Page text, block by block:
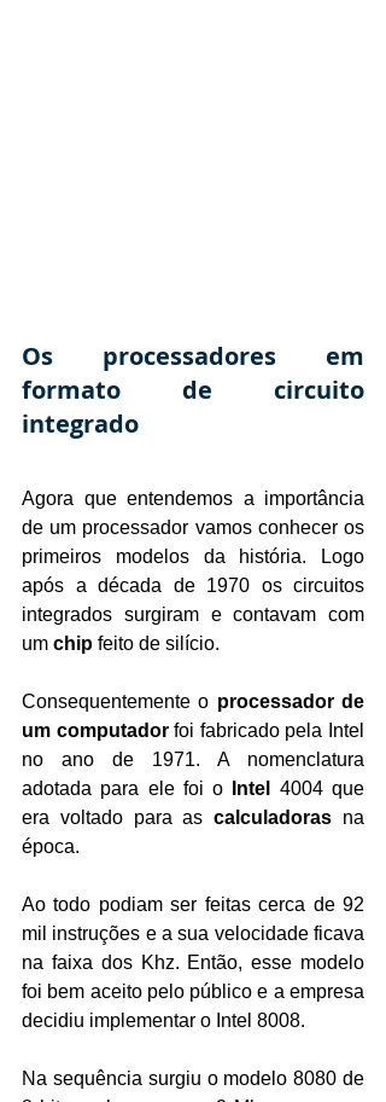
Os processadores em
formato de circuito
integrado
Agora que entendemos a importância
de um processador vamos conhecer os
primeiros modelos da história. Logo
após a década de 1970 os circuitos
integrados surgiram e contavam com
um chip feito de silício.
Consequentemente o processador de
um computador foi fabricado pela Intel
no ano de 1971. A nomenclatura
adotada para ele foi o
Intel
4004 que
era voltado para as calculadoras na
época.
Ao todo podiam ser feitas cerca de 92
mil instruções e a sua velocidade ficava
na faixa dos Khz. Então, esse modelo
foi bem aceito pelo público e a empresa
decidiu implementar o Intel 8008.
Na sequência surgiu o modelo 8080 de